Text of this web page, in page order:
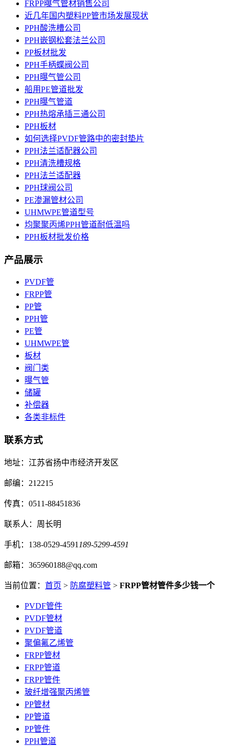
FRPP曝气管材销售公司
近几年国内塑料PP管市场发展现状
PPH酸洗槽公司
PPH嵌钢松套法兰公司
PP板材批发
PPH手柄蝶阀公司
PPH曝气管公司
船用PE管道批发
PPH曝气管道
PPH热熔承插三通公司
PPH板材
如何选择PVDF管路中的密封垫片
PPH法兰适配器公司
PPH清洗槽规格
PPH法兰适配器
PPH球阀公司
PE渗漏管材公司
UHMWPE管道型号
均聚聚丙烯PPH管道耐低温吗
PPH板材批发价格
产品展示
PVDF管
FRPP管
PP管
PPH管
PE管
UHMWPE管
板材
阀门类
曝气管
储罐
补偿器
各类非标件
联系方式
地址：江苏省扬中市经济开发区
邮编：212215
传真：0511-88451836
联系人：周长明
手机：138-0529-4591 189-5299-4591
邮箱：365960188@qq.com
当前位置： 首页 > 防腐塑料管 > FRPP管材管件多少钱一个
PVDF管件
PVDF管材
PVDF管道
聚偏氟乙烯管
FRPP管材
FRPP管道
FRPP管件
玻纤增强聚丙烯管
PP管材
PP管道
PP管件
PPH管道